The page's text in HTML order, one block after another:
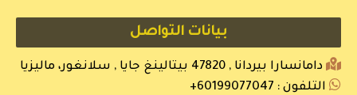
بيانات التواصل
دامانسارا بيردانا , 47820 بيتالينغ جايا , سلانغور، ماليزيا
التلفون : 60199077047+